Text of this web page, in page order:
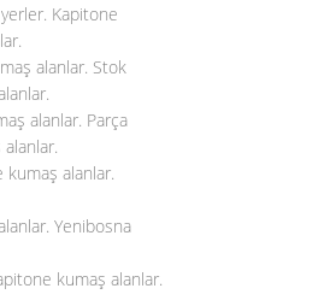
Kapitone
alanlar. Stok
alanlar. Parça
alanlar.
Yenibosna
kumaş alanlar.